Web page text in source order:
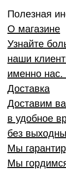
Полезная
О магазине
Узнайте
наши
именно нас.
Доставка
Доставим
в удобное
без
Мы
Мы